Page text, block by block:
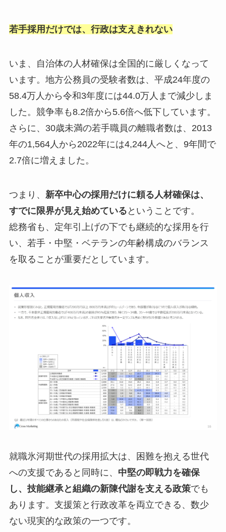
若手採用だけでは、行政は支えきれない
いま、自治体の人材確保は全国的に厳しくなって
います。地方公務員の受験者数は、平成24年度の
58.4万人から令和3年度には44.0万人まで減少しま
した。競争率も8.2倍から5.6倍へ低下しています。
さらに、30歳未満の若手職員の離職者数は、2013
年の1,564人から2022年には4,244人へと、9年間で
2.7倍に増えました。
つまり、 新卒中心の採用だけに頼る人材確保は、
すでに限界が見え始めている ということです。
総務省も、定年引上げの下でも継続的な採用を行
い、若手・中堅・ベテランの年齢構成のバランス
を取ることが重要だとしています。
就職氷河期世代の採用拡大は、困難を抱える世代
への支援であると同時に、 中堅の即戦力を確保
し、技能継承と組織の新陳代謝を支える政策でも
あります。支援策と行政改革を両立できる、数少
ない現実的な政策の一つです。